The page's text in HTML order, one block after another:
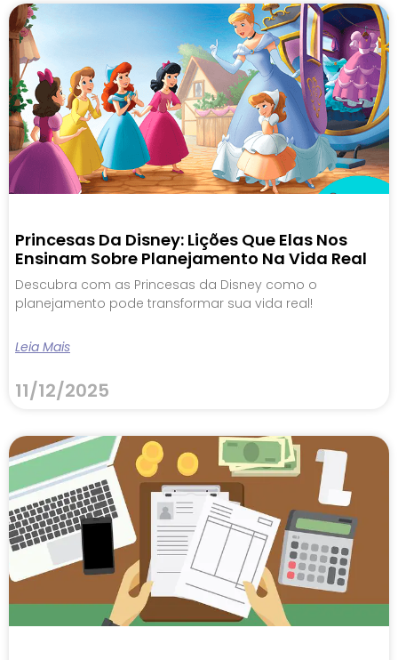
Princesas Da Disney: Lições Que Elas Nos
Ensinam Sobre Planejamento Na Vida Real
Descubra com as Princesas da Disney como o
planejamento pode transformar sua vida real!
Leia Mais
11/12/2025